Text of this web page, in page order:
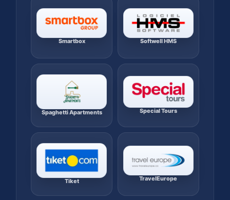
Smartbox Softwell HMS
Spaghetti Apartments Special Tours
Tiket TravelEurope